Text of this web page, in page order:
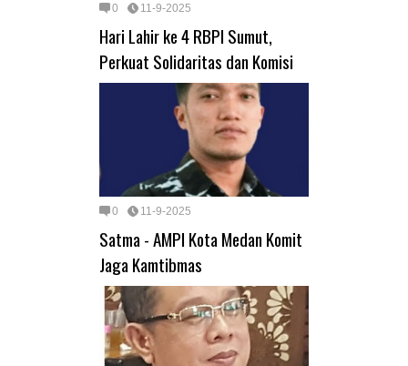
0 11-9-2025
Hari Lahir ke 4 RBPI Sumut,
Perkuat Solidaritas dan Komisi
0 11-9-2025
Satma - AMPI Kota Medan Komit
Jaga Kamtibmas